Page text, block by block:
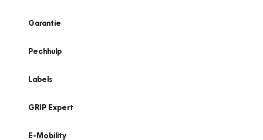
Garantie
Pechhulp
Labels
GRIP Expert
E-Mobility